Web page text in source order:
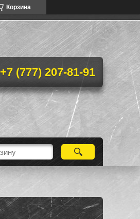
Корзина
+7 (777) 207-81-91